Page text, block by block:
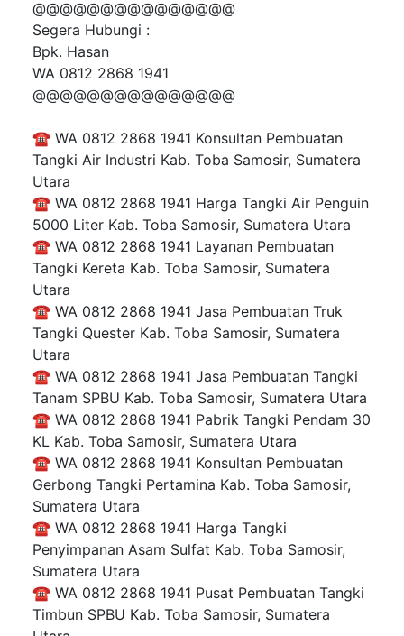
@@@@@@@@@@@@@@@
Segera Hubungi :
Bpk. Hasan
WA 0812 2868 1941
@@@@@@@@@@@@@@@
☎ WA 0812 2868 1941 Konsultan Pembuatan
Tangki Air Industri Kab. Toba Samosir, Sumatera
Utara
☎ WA 0812 2868 1941 Harga Tangki Air Penguin
5000 Liter Kab. Toba Samosir, Sumatera Utara
☎ WA 0812 2868 1941 Layanan Pembuatan
Tangki Kereta Kab. Toba Samosir, Sumatera
Utara
☎ WA 0812 2868 1941 Jasa Pembuatan Truk
Tangki Quester Kab. Toba Samosir, Sumatera
Utara
☎ WA 0812 2868 1941 Jasa Pembuatan Tangki
Tanam SPBU Kab. Toba Samosir, Sumatera Utara
☎ WA 0812 2868 1941 Pabrik Tangki Pendam 30
KL Kab. Toba Samosir, Sumatera Utara
☎ WA 0812 2868 1941 Konsultan Pembuatan
Gerbong Tangki Pertamina Kab. Toba Samosir,
Sumatera Utara
☎ WA 0812 2868 1941 Harga Tangki
Penyimpanan Asam Sulfat Kab. Toba Samosir,
Sumatera Utara
☎ WA 0812 2868 1941 Pusat Pembuatan Tangki
Timbun SPBU Kab. Toba Samosir, Sumatera